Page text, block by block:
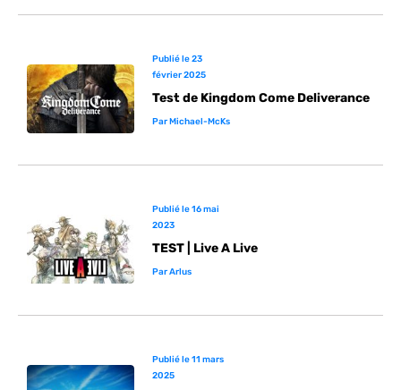
Publié le23
février 2025
Test de Kingdom Come Deliverance
ParMichael-McKs
Publié le16 mai
2023
TEST | Live A Live
ParArlus
Publié le11 mars
2025